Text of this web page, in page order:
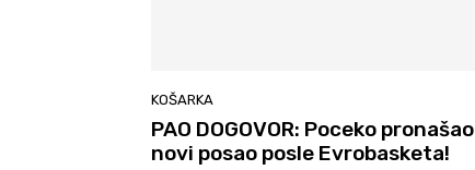
KOŠARKA
PAO DOGOVOR: Poceko pronašao
novi posao posle Evrobasketa!